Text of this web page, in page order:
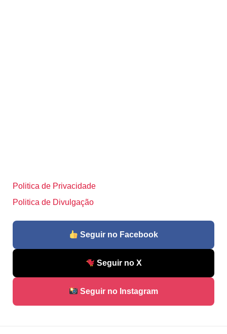
Politica de Privacidade
Politica de Divulgação
Seguir no Facebook
Seguir no X
Seguir no Instagram